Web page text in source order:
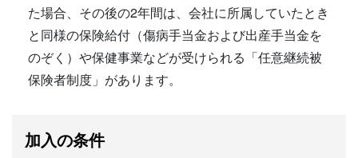
た場合、その後の2年間は、会社に所属していたとき
と同様の保険給付（傷病手当金および出産手当金を
のぞく）や保健事業などが受けられる「任意継続被
保険者制度」があります。
加入の条件